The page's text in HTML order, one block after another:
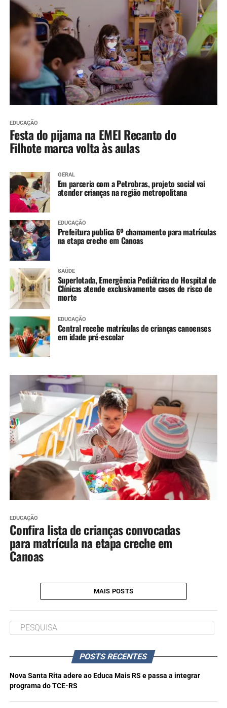
EDUCAÇÃO
Festa do pijama na EMEI Recanto do
Filhote marca volta às aulas
GERAL
Em parceria com a Petrobras, projeto social vai
atender crianças na região metropolitana
EDUCAÇÃO
Prefeitura publica 6º chamamento para matrículas
na etapa creche em Canoas
SAÚDE
Superlotada, Emergência Pediátrica do Hospital de
Clínicas atende exclusivamente casos de risco de
morte
EDUCAÇÃO
Central recebe matrículas de crianças canoenses
em idade pré-escolar
EDUCAÇÃO
Confira lista de crianças convocadas
para matrícula na etapa creche em
Canoas
MAIS POSTS
POSTS RECENTES
Nova Santa Rita adere ao Educa Mais RS e passa a integrar
programa do TCE-RS